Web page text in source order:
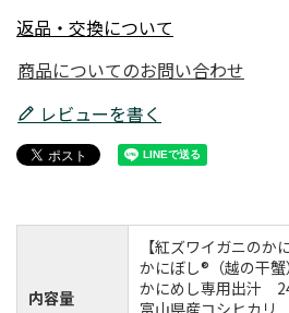
返品・交換について
商品についてのお問い合わせ
レビューを書く
内容量
【紅ズワイガニのか
かにぼし®（越の干
かにめし専用出汁